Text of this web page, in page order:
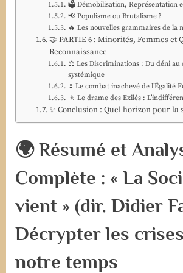
🗳️ Démobilisation, Représentation
📢 Populisme ou Brutalisme ?
🔥 Les nouvelles grammaires de la
🤝 PARTIE 6 : Minorités, Femmes et
Reconnaissance
⚖️ Les Discriminations : Du déni au
systémique
♀️ Le combat inachevé de l’Égalité
🚶 Le drame des Exilés :
✨ Conclusion : Quel horizon pour la
🌍 Résumé et
Complète : « La
vient » (dir. Didier
Décrypter les
notre temps